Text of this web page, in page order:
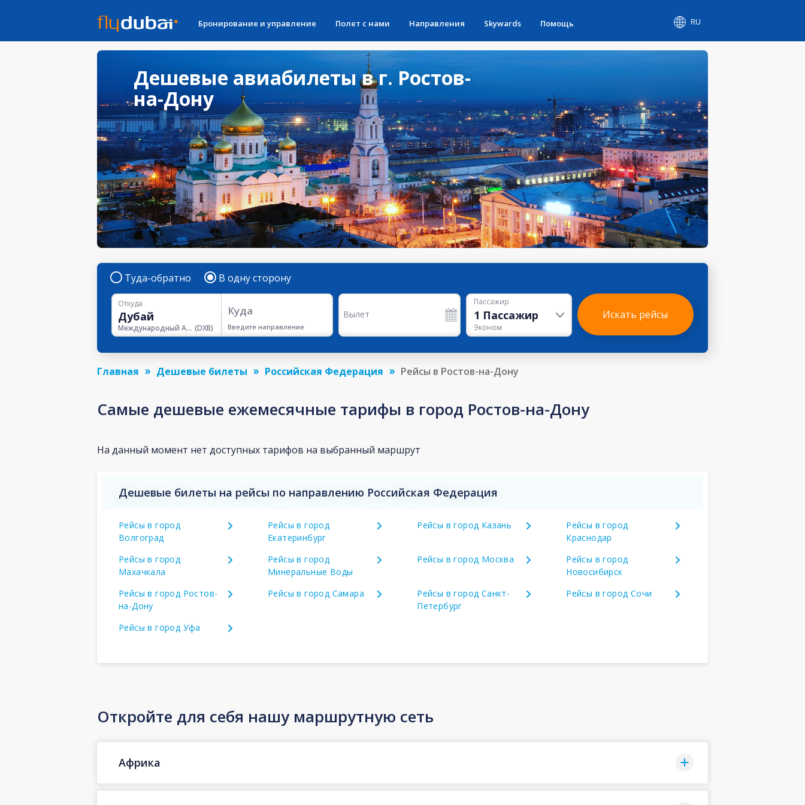
Бронирование и управление Полет с нами Направления Skywards Помощь RU
Дешевые авиабилеты в г. Ростов-
на-Дону
Туда-обратно В одну сторону
Откуда
Международный Аэропорт Дубая (DXB)
Куда
Введите направление
Вылет
Пассажир
1 Пассажир
Эконом
Искать рейсы
Главная Дешевые билеты Российская Федерация Рейсы в Ростов-на-Дону
Самые дешевые ежемесячные тарифы в город Ростов-на-Дону
На данный момент нет доступных тарифов на выбранный маршрут
Дешевые билеты на рейсы по направлению Российская Федерация
Рейсы в город
Волгоград
Рейсы в город
Екатеринбург
Рейсы в город Казань
Рейсы в город
Краснодар
Рейсы в город
Махачкала
Рейсы в город
Минеральные Воды
Рейсы в город Москва
Рейсы в город
Новосибирск
Рейсы в город Ростов-
на-Дону
Рейсы в город Самара
Рейсы в город Санкт-
Петербург
Рейсы в город Сочи
Рейсы в город Уфа
Откройте для себя нашу маршрутную сеть
Африка